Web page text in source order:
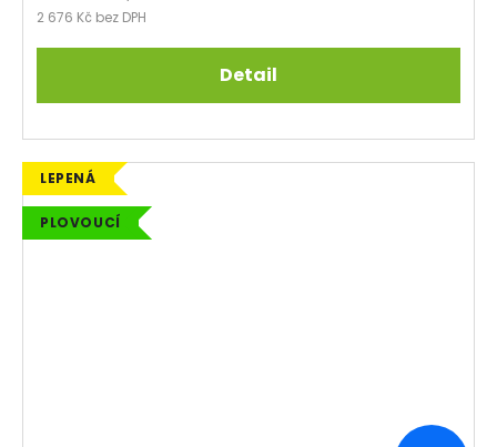
2 676 Kč bez DPH
Detail
LEPENÁ
PLOVOUCÍ